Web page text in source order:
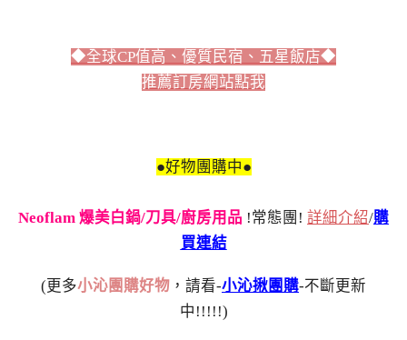
◆全球CP值高、優質民宿、五星飯店◆
推薦訂房網站點我
●好物團購中●
Neoflam 爆美白鍋/刀具/廚房用品 !常態團! 詳細介紹/購
買連結
(更多小沁團購好物 ，請看-小沁揪團購-不斷更新
中!!!!!)